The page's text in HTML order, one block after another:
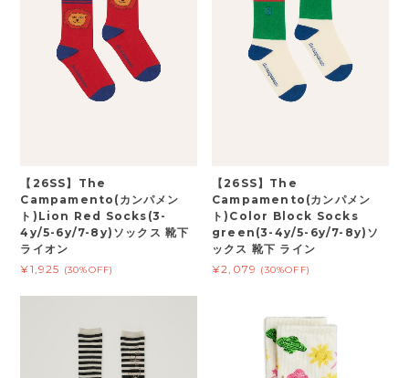
【26SS】The
Campamento(カンパメン
ト)Lion Red Socks(3-
4y/5-6y/7-8y)ソックス 靴下
ライオン
¥1,925 (30%OFF)
【26SS】The
Campamento(カンパメン
ト)Color Block Socks
green(3-4y/5-6y/7-8y)ソ
ックス 靴下 ライン
¥2,079 (30%OFF)